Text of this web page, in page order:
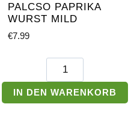
PALCSO PAPRIKA
WURST MILD
€7.99
Palcso
Paprika
Wurst
mild
IN DEN WARENKORB